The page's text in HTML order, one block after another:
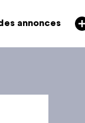
annonces